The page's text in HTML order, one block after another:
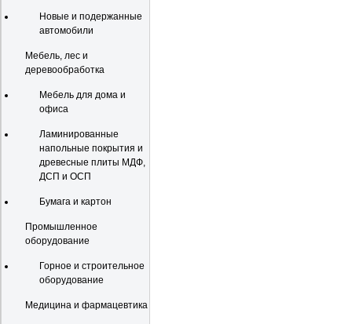
Новые и подержанные
автомобили
Мебель, лес и
деревообработка
Мебель для дома и
офиса
Ламинированные
напольные покрытия и
древесные плиты МДФ,
ДСП и ОСП
Бумага и картон
Промышленное
оборудование
Горное и строительное
оборудование
Медицина и фармацевтика